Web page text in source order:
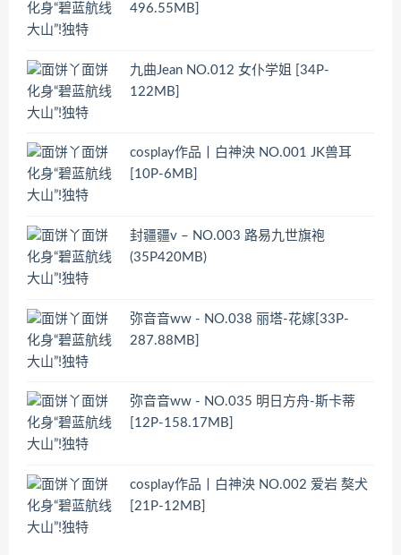
496.55MB]
九曲Jean NO.012 女仆学姐 [34P-
122MB]
cosplay作品丨白神泱 NO.001 JK兽耳
[10P-6MB]
封疆疆v – NO.003 路易九世旗袍
(35P420MB)
弥音音ww - NO.038 丽塔-花嫁[33P-
287.88MB]
弥音音ww - NO.035 明日方舟-斯卡蒂
[12P-158.17MB]
cosplay作品丨白神泱 NO.002 爱岩 獒犬
[21P-12MB]